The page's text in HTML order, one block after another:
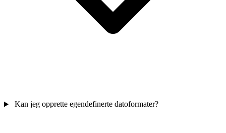
Kan jeg opprette egendefinerte datoformater?